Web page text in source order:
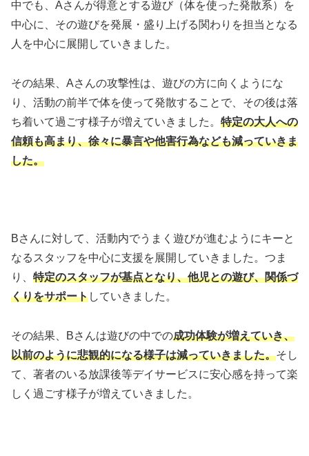
中でも、Aさんが得意とする遊び（体を使った発散系）を
中心に、その遊びを発展・盛り上げる関わりを担当となる
人を中心に展開していきました。
その結果、Aさんの攻撃性は、遊びの方に向くようにな
り、活動の前半で体を使って発散することで、その後は落
ち着いて過ごす様子が増えていきました。 特定の大人への
信頼も高まり、徐々に暴言や他害行為なども減っていきま
した。
Bさんに対して、活動内でうまく遊びが進むようにキーと
なるスタッフを中心に支援を展開していきました。つま
り、 特定のスタッフが基点となり、他児との遊び、関係づ
くりをサポートしていきました。
その結果、Bさんは遊びの中での成功体験が増えていき、
以前のように悲観的になる様子は減っていきました。そし
て、著者のいる放課後等デイサービスに安心感を持って楽
しく過ごす様子が増えていきました。